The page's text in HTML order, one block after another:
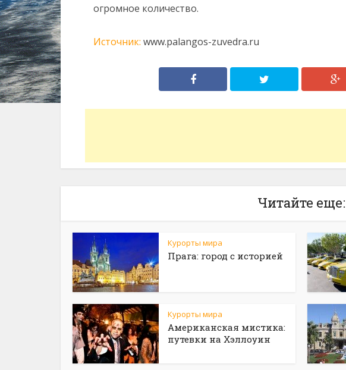
огромное количество.
Источник: www.palangos-zuvedra.ru
Читайте еще:
Курорты мира
Прага: город с историей
Курорты мира
Американская мистика:
путевки на Хэллоуин